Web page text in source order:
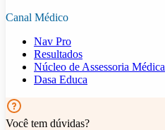
Canal Médico
Nav Pro
Resultados
Núcleo de Assessoria Médica
Dasa Educa
Você tem dúvidas?